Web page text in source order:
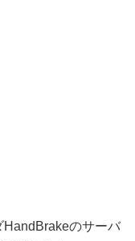
のサーバ